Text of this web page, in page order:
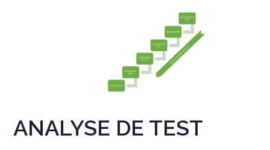
ANALYSE DE TEST